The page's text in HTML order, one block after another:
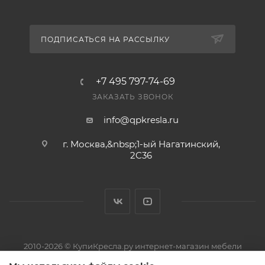
вернуть его можно по правилам магазина. Условия
— в разделе «Гарантия и возврат».
ПОДПИСАТЬСЯ НА РАССЫЛКУ
+7 495 797-74-69
ЗАКАЗАТЬ ЗВОНОК
info@qpkresla.ru
г. Москва,&nbsp;1-ый Нагатинский,
2C36
2010-2026 © КупиКресла.ру интернет-магазин мебели
ИП Пирожков Кирилл Сергеевич · ОГРНИП 313774626800150 ·